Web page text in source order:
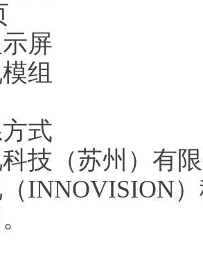
屏
组
式
技（苏州）有
INNOVISION